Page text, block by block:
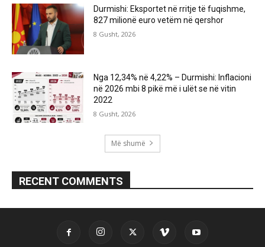
Durmishi: Eksportet në rritje të fuqishme,
827 milionë euro vetëm në qershor
8 Gusht, 2026
Nga 12,34% në 4,22% – Durmishi: Inflacioni
në 2026 mbi 8 pikë më i ulët se në vitin
2022
8 Gusht, 2026
Më shumë
RECENT COMMENTS